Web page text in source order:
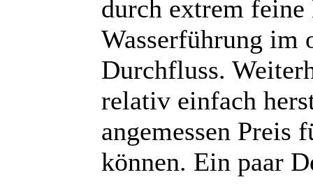
durch extrem
Wasserführung im
Durchfluss.
relativ einfach
angemessen Preis
können. Ein paar